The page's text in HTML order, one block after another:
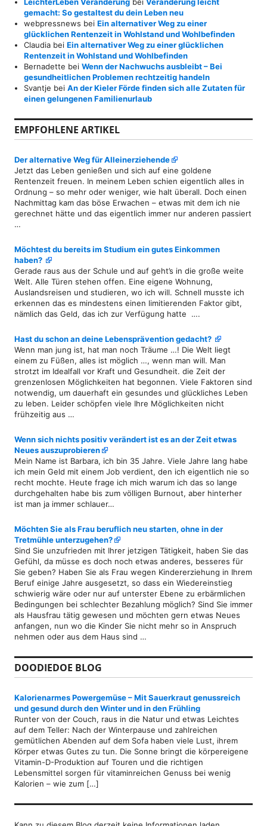
LeichterLeben Veränderung bei Veränderung leicht
gemacht: So gestaltest du dein Leben neu
webpressnews beiEin alternativer Weg zu einer
glücklichen Rentenzeit in Wohlstand und Wohlbefinden
Claudia beiEin alternativer Weg zu einer glücklichen
Rentenzeit in Wohlstand und Wohlbefinden
Bernadette beiWenn der Nachwuchs ausbleibt – Bei
gesundheitlichen Problemen rechtzeitig handeln
Svantje beiAn der Kieler Förde finden sich alle Zutaten für
einen gelungenen Familienurlaub
EMPFOHLENE ARTIKEL
Der alternative Weg für Alleinerziehende
Jetzt das Leben genießen und sich auf eine goldene
Rentenzeit freuen. In meinem Leben schien eigentlich alles in
Ordnung – so mehr oder weniger, wie halt überall. Doch einen
Nachmittag kam das böse Erwachen – etwas mit dem ich nie
gerechnet hätte und das eigentlich immer nur anderen passiert
…
Möchtest du bereits im Studium ein gutes Einkommen
haben?
Gerade raus aus der Schule und auf geht’s in die große weite
Welt. Alle Türen stehen offen. Eine eigene Wohnung,
Auslandsreisen und studieren, wo ich will. Schnell musste ich
erkennen das es mindestens einen limitierenden Faktor gibt,
nämlich das Geld, das ich zur Verfügung hatte ….
Hast du schon an deine Lebensprävention gedacht?
Wenn man jung ist, hat man noch Träume …! Die Welt liegt
einem zu Füßen, alles ist möglich …, wenn man will. Man
strotzt im Idealfall vor Kraft und Gesundheit. die Zeit der
grenzenlosen Möglichkeiten hat begonnen. Viele Faktoren sind
notwendig, um dauerhaft ein gesundes und glückliches Leben
zu leben. Leider schöpfen viele Ihre Möglichkeiten nicht
frühzeitig aus …
Wenn sich nichts positiv verändert ist es an der Zeit etwas
Neues auszuprobieren
Mein Name ist Barbara, ich bin 35 Jahre. Viele Jahre lang habe
ich mein Geld mit einem Job verdient, den ich eigentlich nie so
recht mochte. Heute frage ich mich warum ich das so lange
durchgehalten habe bis zum völligen Burnout, aber hinterher
ist man ja immer schlauer…
Möchten Sie als Frau beruflich neu starten, ohne in der
Tretmühle unterzugehen?
Sind Sie unzufrieden mit Ihrer jetzigen Tätigkeit, haben Sie das
Gefühl, da müsse es doch noch etwas anderes, besseres für
Sie geben? Haben Sie als Frau wegen Kindererziehung in Ihrem
Beruf einige Jahre ausgesetzt, so dass ein Wiedereinstieg
schwierig wäre oder nur auf unterster Ebene zu erbärmlichen
Bedingungen bei schlechter Bezahlung möglich? Sind Sie immer
als Hausfrau tätig gewesen und möchten gern etwas Neues
anfangen, nun wo die Kinder Sie nicht mehr so in Anspruch
nehmen oder aus dem Haus sind …
DOODIEDOE BLOG
Kalorienarmes Powergemüse – Mit Sauerkraut genussreich
und gesund durch den Winter und in den Frühling
Runter von der Couch, raus in die Natur und etwas Leichtes
auf dem Teller: Nach der Winterpause und zahlreichen
gemütlichen Abenden auf dem Sofa haben viele Lust, ihrem
Körper etwas Gutes zu tun. Die Sonne bringt die körpereigene
Vitamin-D-Produktion auf Touren und die richtigen
Lebensmittel sorgen für vitaminreichen Genuss bei wenig
Kalorien – wie zum […]